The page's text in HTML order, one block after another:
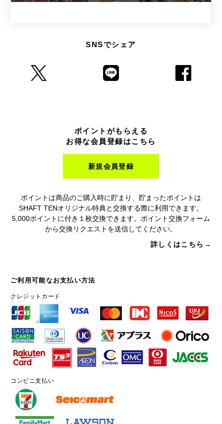
SNSでシェア
ポイントがもらえる
お得な会員登録はこちら
新規会員登録
ポイントは商品のご購入時に貯まり、貯まったポイントは
SHAFT TENオリジナル特典と交換する際に利用できます。
5,000ポイントに付き１枚交換できます。ポイント交換フォーム
から交換リクエストを送信してください。
詳しくはこちら→
ご利用可能なお支払い方法
クレジットカード
コンビニ支払い